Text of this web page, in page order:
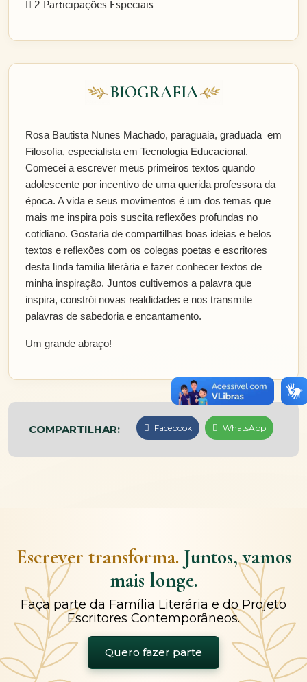
2 Participações Especiais
BIOGRAFIA
Rosa Bautista Nunes Machado, paraguaia, graduada em
Filosofia, especialista em Tecnologia Educacional.
Comecei a escrever meus primeiros textos quando
adolescente por incentivo de uma querida professora da
época. A vida e seus movimentos é um dos temas que
mais me inspira pois suscita reflexões profundas no
cotidiano. Gostaria de compartilhas boas ideias e belos
textos e reflexões com os colegas poetas e escritores
desta linda familia literária e fazer conhecer textos de
minha inspiração. Juntos cultivemos a palavra que
inspira, constrói novas realdidades e nos transmite
palavras de sabedoria e encantamento.
Um grande abraço!
COMPARTILHAR: Facebook WhatsApp
Escrever transforma. Juntos, vamos
mais longe.
Faça parte da Família Literária e do Projeto
Escritores Contemporâneos.
Quero fazer parte